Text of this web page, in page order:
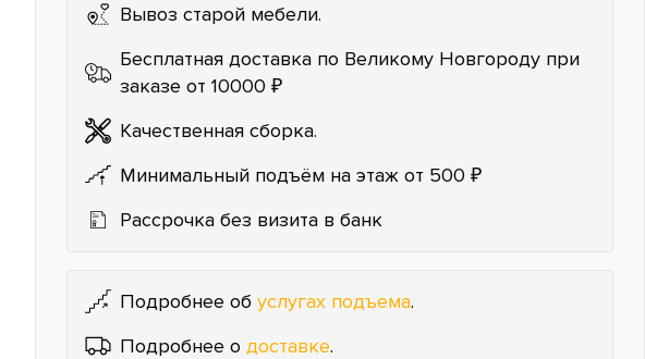
Вывоз старой мебели.
Бесплатная доставка по Великому Новгороду при
заказе от 10000 ₽
Качественная сборка.
Минимальный подъём на этаж от 500 ₽
Рассрочка без визита в банк
Подробнее об услугах подъема.
Подробнее о доставке.